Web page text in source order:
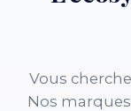
Vous
Nos